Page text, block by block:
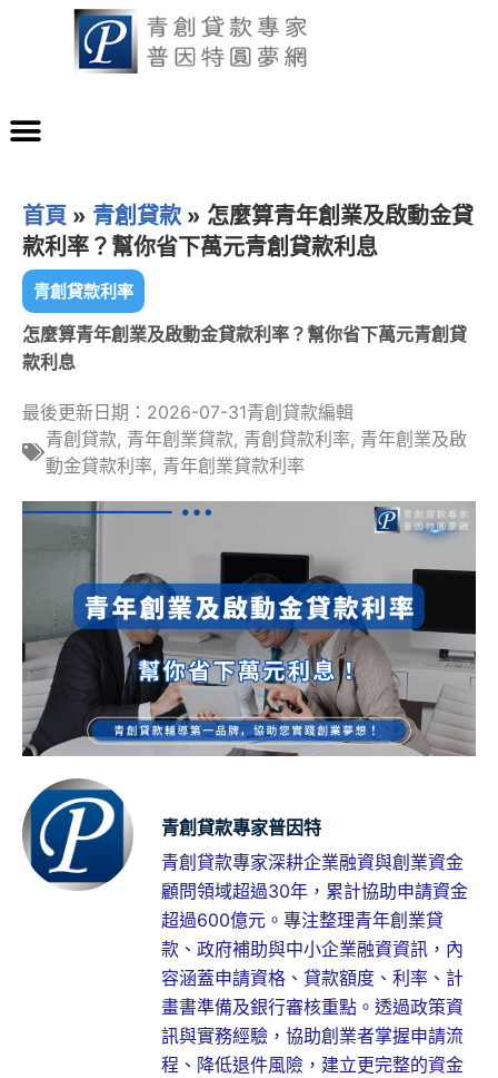
首頁 » 青創貸款» 怎麼算青年創業及啟動金貸
款利率？幫你省下萬元青創貸款利息
青創貸款利率
怎麼算青年創業及啟動金貸款利率？幫你省下萬元青創貸
款利息
最後更新日期：2026-07-31青創貸款編輯
青創貸款, 青年創業貸款, 青創貸款利率, 青年創業及啟
動金貸款利率, 青年創業貸款利率
青創貸款專家普因特
青創貸款專家深耕企業融資與創業資金
顧問領域超過30年，累計協助申請資金
超過600億元。專注整理青年創業貸
款、政府補助與中小企業融資資訊，內
容涵蓋申請資格、貸款額度、利率、計
畫書準備及銀行審核重點。透過政策資
訊與實務經驗，協助創業者掌握申請流
程、降低退件風險，建立更完整的資金